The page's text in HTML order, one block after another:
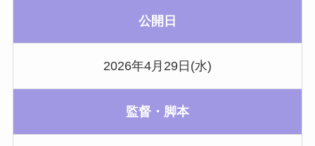
公開日
2026年4月29日(水)
監督・脚本